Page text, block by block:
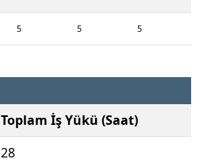
5 5 5
Toplam İş Yükü (Saat)
28